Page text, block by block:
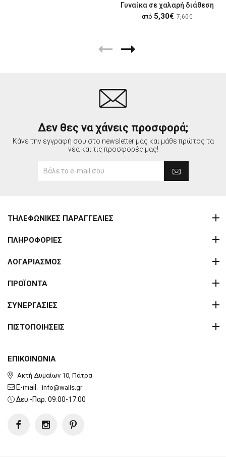
Γυναίκα σε χαλαρή διάθεση
από 5,30€ 7,60€
Δεν θες να χάνεις προσφορά;
Κάνε την εγγραφή σου στο newsletter μας και μάθε πρώτος τα
νέα και τις προσφορές μας!
ΕΠΙΚΟΙΝΩΝΙΑ
Ακτή Δυμαίων 10, Πάτρα
E-mail: info@walls.gr
Δευ.-Παρ. 09:00-17:00
ΤΗΛΕΦΩΝΙΚΕΣ ΠΑΡΑΓΓΕΛΙΕΣ
ΠΛΗΡΟΦΟΡΙΕΣ
ΛΟΓΑΡΙΑΣΜΟΣ
ΠΡΟΪΟΝΤΑ
ΣΥΝΕΡΓΑΣΙΕΣ
ΠΙΣΤΟΠΟΙΗΣΕΙΣ